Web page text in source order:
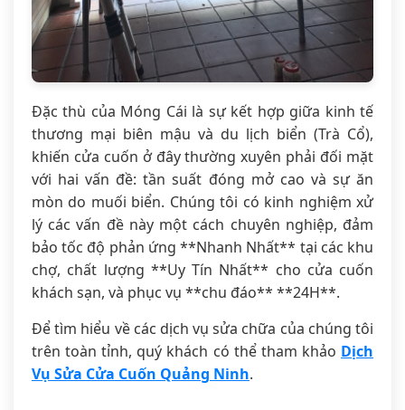
Đặc thù của Móng Cái là sự kết hợp giữa kinh tế
thương mại biên mậu và du lịch biển (Trà Cổ),
khiến cửa cuốn ở đây thường xuyên phải đối mặt
với hai vấn đề: tần suất đóng mở cao và sự ăn
mòn do muối biển. Chúng tôi có kinh nghiệm xử
lý các vấn đề này một cách chuyên nghiệp, đảm
bảo tốc độ phản ứng **Nhanh Nhất** tại các khu
chợ, chất lượng **Uy Tín Nhất** cho cửa cuốn
khách sạn, và phục vụ **chu đáo** **24H**.
Để tìm hiểu về các dịch vụ sửa chữa của chúng tôi
trên toàn tỉnh, quý khách có thể tham khảo Dịch
Vụ Sửa Cửa Cuốn Quảng Ninh.